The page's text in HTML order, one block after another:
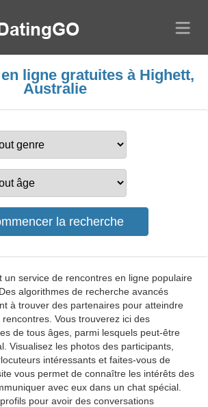
ligne gratuites à Highett,
Australie
un service de rencontres en ligne populaire
algorithmes de recherche avancés
à trouver des partenaires pour atteindre
Vous trouverez ici des
de tous âges, parmi lesquels peut-être
Visualisez les photos des participants,
intéressants et faites-vous de
vous permet de connaître les intérêts des
avec eux dans un chat spécial.
pour avoir des conversations